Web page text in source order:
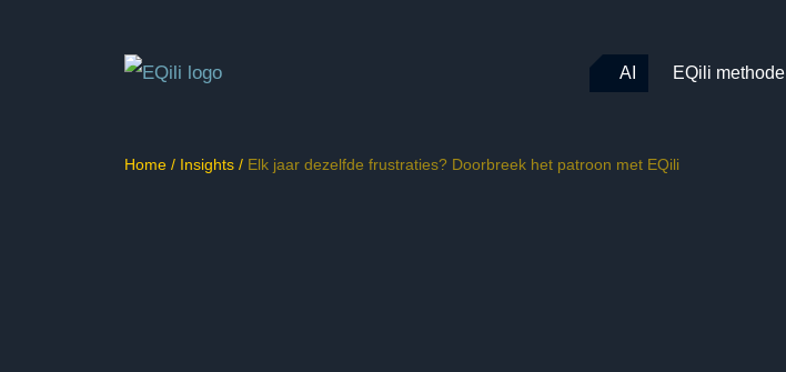
AI EQili methode
Home / Insights / Elk jaar dezelfde frustraties? Doorbreek het patroon met EQili